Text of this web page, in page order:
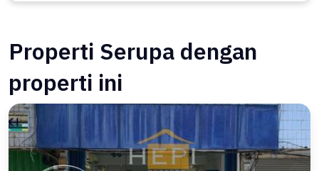
Properti Serupa dengan
properti ini